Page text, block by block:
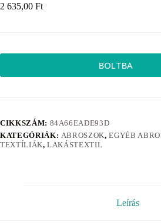
2 635,00 Ft
BOLTBA
CIKKSZÁM: 84A66EADE93D
KATEGÓRIÁK: ABROSZOK,EGYÉB
TEXTÍLIÁK,LAKÁSTEXTIL
Leírás